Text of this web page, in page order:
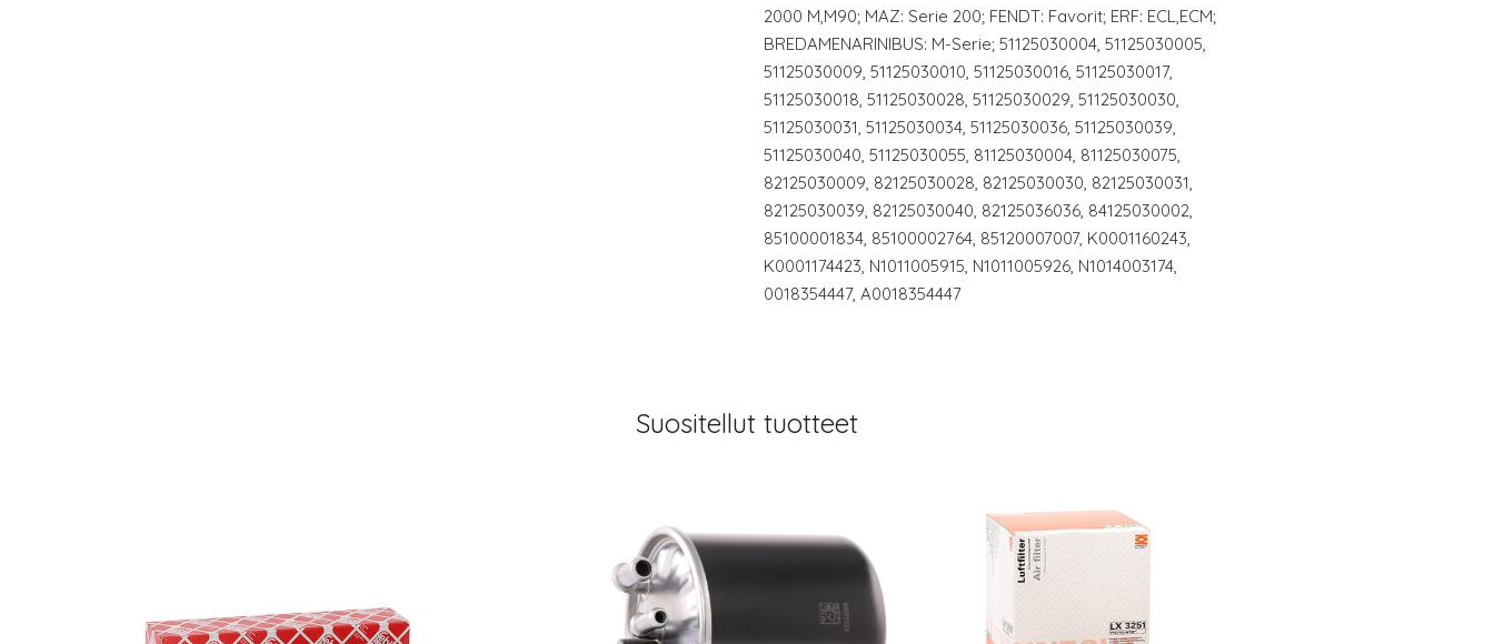
2000 M,M90; MAZ: Serie 200; FENDT: Favorit; ERF: ECL,ECM;
BREDAMENARINIBUS: M-Serie; 51125030004, 51125030005,
51125030009, 51125030010, 51125030016, 51125030017,
51125030018, 51125030028, 51125030029, 51125030030,
51125030031, 51125030034, 51125030036, 51125030039,
51125030040, 51125030055, 81125030004, 81125030075,
82125030009, 82125030028, 82125030030, 82125030031,
82125030039, 82125030040, 82125036036, 84125030002,
85100001834, 85100002764, 85120007007, K0001160243,
K0001174423, N1011005915, N1011005926, N1014003174,
0018354447, A0018354447
Suositellut tuotteet